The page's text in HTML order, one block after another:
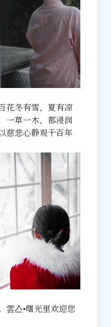
花冬有雪，夏有凉
一草一木，都浸润
慈悲心静观千百年
雲亼•曙光里欢迎您